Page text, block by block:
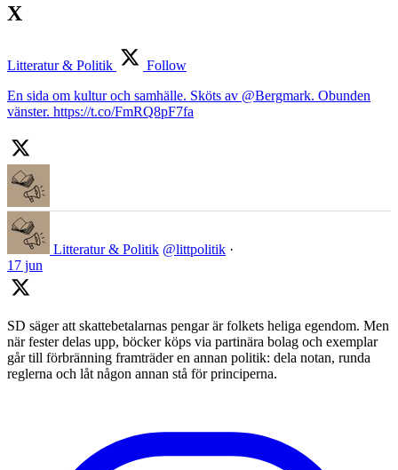
X
Litteratur & Politik
Follow
En sida om kultur och samhälle. Sköts av @Bergmark. Obunden
vänster. https://t.co/FmRQ8pF7fa
Litteratur & Politik @littpolitik ·
17 jun
SD säger att skattebetalarnas pengar är folkets heliga egendom. Men
när fester delas upp, böcker köps via partinära bolag och exemplar
går till förbränning framträder en annan politik: dela notan, runda
reglerna och låt någon annan stå för principerna.